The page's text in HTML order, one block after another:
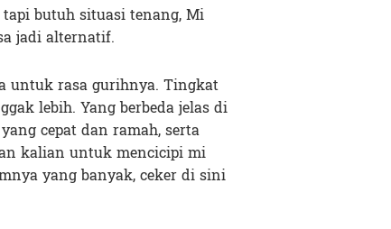
butuh situasi tenang, Mi
jadi alternatif.
untuk rasa gurihnya. Tingkat
lebih. Yang berbeda jelas di
cepat dan ramah, serta
kalian untuk mencicipi mi
yang banyak, ceker di sini